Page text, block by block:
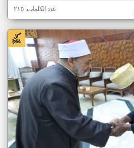
عدد الكلمات: ٢١٥